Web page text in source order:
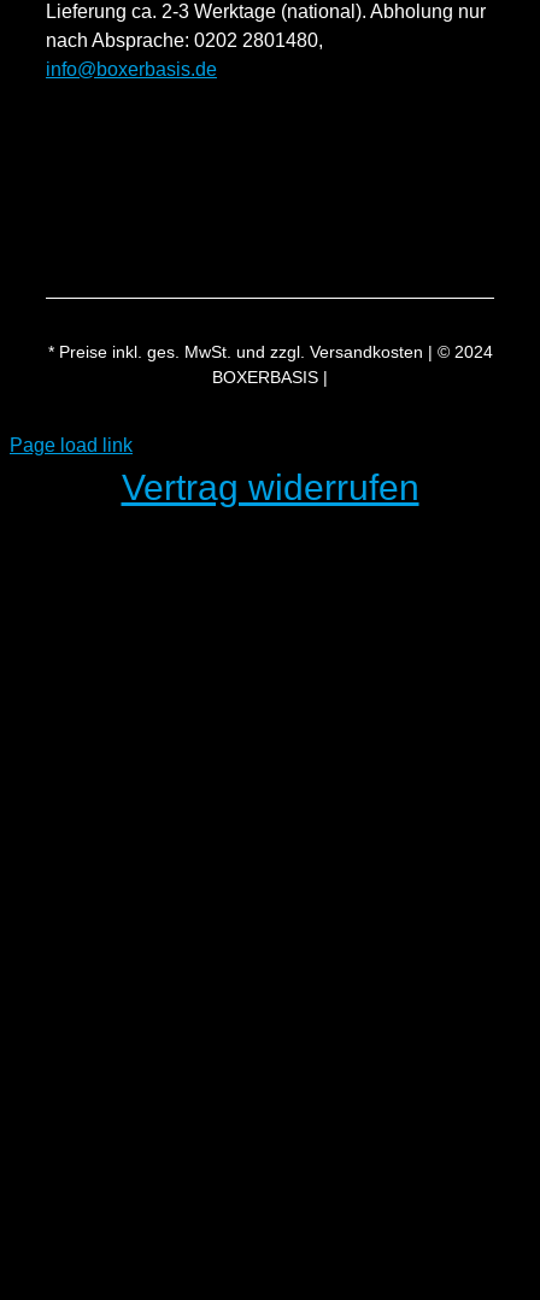
Impressum
Zahlungsweisen
Lieferung ca. 2-3 Werktage (national). Abholung nur
nach Absprache: 0202 2801480,
info@boxerbasis.de
* Preise inkl. ges. MwSt. und zzgl. Versandkosten | © 2024
BOXERBASIS |
Page load link
Vertrag widerrufen